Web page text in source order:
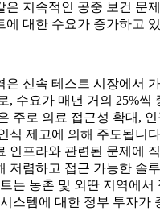
은 지속적인 공중 보건 문
에 대한 수요가 증가하고
은 신속 테스트 시장에서
, 수요가 매년 거의 25%씩
주로 의료 접근성 확대,
식 제고에 의해 주도됩니
인프라와 관련된 문제에
저렴하고 접근 가능한 솔
는 농촌 및 외딴 지역에서
스템에 대한 정부 투자가